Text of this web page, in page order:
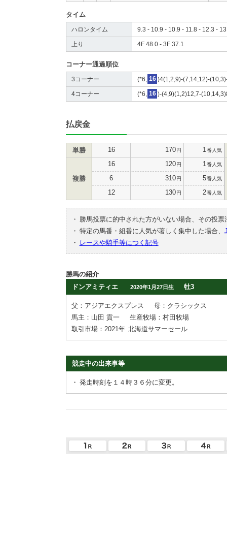
タイム
ハロンタイム 9.3 - 10.9 - 10.9 - 11.8 - 12.3 -
上り 4F 48.0 - 3F 37.1
コーナー通過順位
3コーナー (*6, 16 )4(1,2,9)-(7,14,12)-
4コーナー (*6, 16 )-(4,9)(1,2)12,7-
払戻金
単勝 16 170円 1 番人気
複勝
16 120円 1 番人気
6 310円 5番人気
12 130円 2番人気
・
勝馬投票に的中された方がいない場合、その投
・ 特定の馬番・組番に人気が著しく集中した場合、
・
レースや騎手等につく記号
勝馬の紹介
ドンアミティエ
2020年1月27日生 牡3
父：アジアエクスプレス
母：クラシックス
馬主：山田 貢一
生産牧場：村田牧場
取引市場：2021年 北海道サマーセール
競走中の出来事等
・ 発走時刻を１４時３６分に変更。